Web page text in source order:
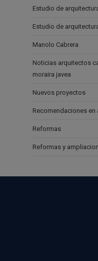
Estudio de
Estudio de
Manolo Cabrera
Noticias arquitectos
moraira javea
Nuevos proyectos
Recomendaciones en
Reformas
Reformas y